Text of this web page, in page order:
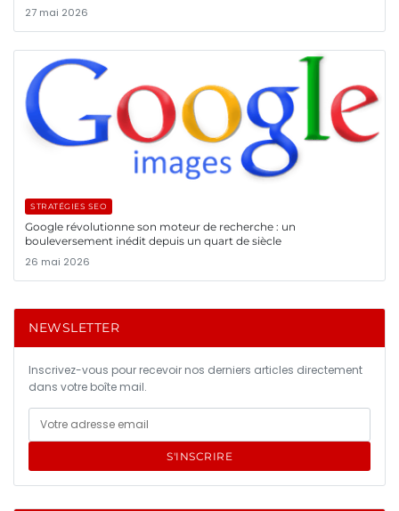
27 mai 2026
STRATÉGIES SEO
Google révolutionne son moteur de recherche : un
bouleversement inédit depuis un quart de siècle
26 mai 2026
NEWSLETTER
Inscrivez-vous pour recevoir nos derniers articles directement
dans votre boîte mail.
S'INSCRIRE